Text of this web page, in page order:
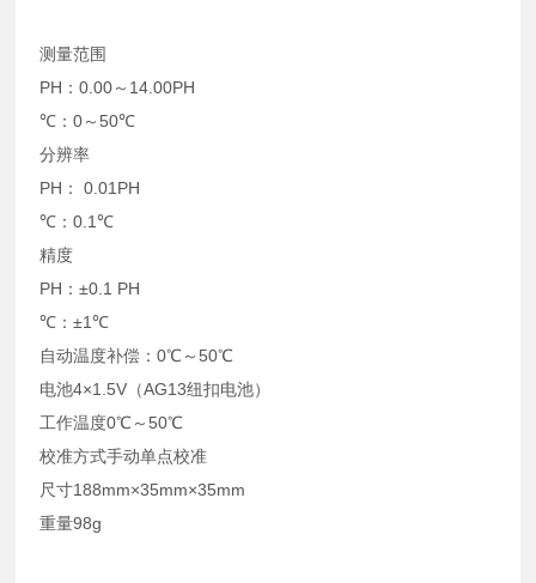
测量范围
PH：0.00～14.00PH
℃：0～50℃
分辨率
PH： 0.01PH
℃：0.1℃
精度
PH：±0.1 PH
℃：±1℃
自动温度补偿：0℃～50℃
电池4×1.5V（AG13纽扣电池）
工作温度0℃～50℃
校准方式手动单点校准
尺寸188mm×35mm×35mm
重量98g